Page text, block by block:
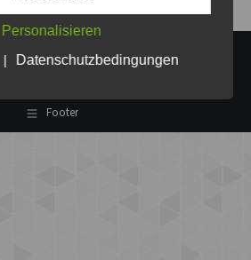
Footer
Personalisieren
| Datenschutzbedingungen